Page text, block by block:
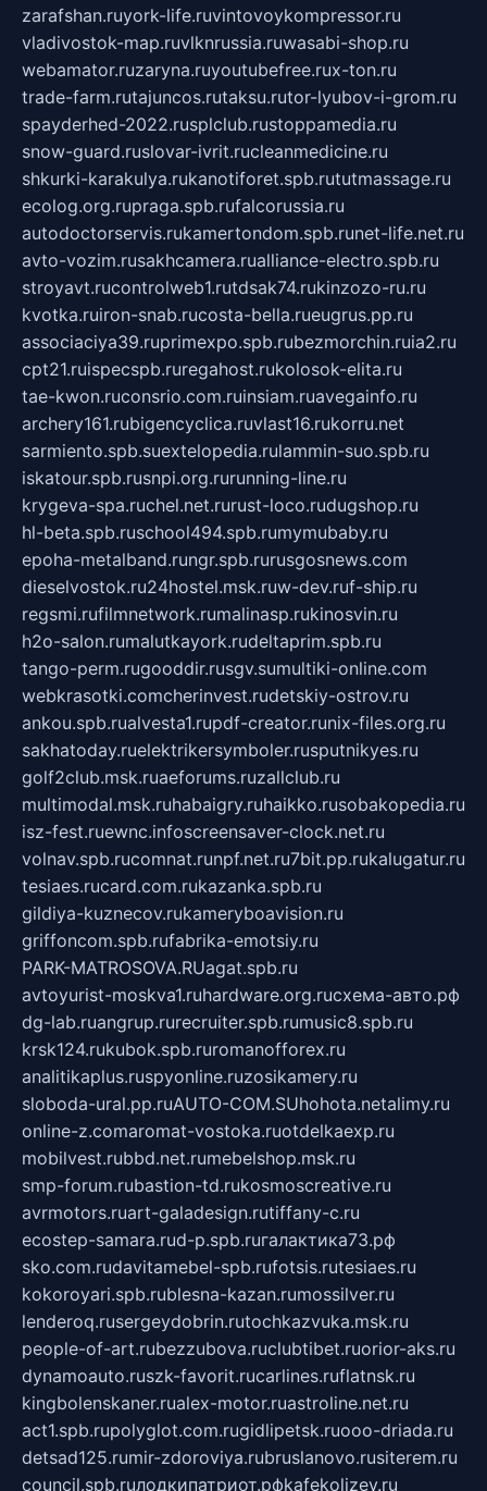
zarafshan.ruyork-life.ruvintovoykompressor.ru
vladivostok-map.ruvlknrussia.ruwasabi-shop.ru
webamator.ruzaryna.ruyoutubefree.rux-ton.ru
trade-farm.rutajuncos.rutaksu.rutor-lyubov-i-grom.ru
spayderhed-2022.rusplclub.rustoppamedia.ru
snow-guard.ruslovar-ivrit.rucleanmedicine.ru
shkurki-karakulya.rukanotiforet.spb.rututmassage.ru
ecolog.org.rupraga.spb.rufalcorussia.ru
autodoctorservis.rukamertondom.spb.runet-life.net.ru
avto-vozim.rusakhcamera.rualliance-electro.spb.ru
stroyavt.rucontrolweb1.rutdsak74.rukinzozo-ru.ru
kvotka.ruiron-snab.rucosta-bella.rueugrus.pp.ru
associaciya39.ruprimexpo.spb.rubezmorchin.ruia2.ru
cpt21.ruispecspb.ruregahost.rukolosok-elita.ru
tae-kwon.ruconsrio.com.ruinsiam.ruavegainfo.ru
archery161.rubigencyclica.ruvlast16.rukorru.net
sarmiento.spb.suextelopedia.rulammin-suo.spb.ru
iskatour.spb.rusnpi.org.rurunning-line.ru
krygeva-spa.ruchel.net.rurust-loco.rudugshop.ru
hl-beta.spb.ruschool494.spb.rumymubaby.ru
epoha-metalband.rungr.spb.rurusgosnews.com
dieselvostok.ru24hostel.msk.ruw-dev.ruf-ship.ru
regsmi.rufilmnetwork.rumalinasp.rukinosvin.ru
h2o-salon.rumalutkayork.rudeltaprim.spb.ru
tango-perm.rugooddir.rusgv.sumultiki-online.com
webkrasotki.comcherinvest.rudetskiy-ostrov.ru
ankou.spb.rualvesta1.rupdf-creator.runix-files.org.ru
sakhatoday.ruelektrikersymboler.rusputnikyes.ru
golf2club.msk.ruaeforums.ruzallclub.ru
multimodal.msk.ruhabaigry.ruhaikko.rusobakopedia.ru
isz-fest.ruewnc.infoscreensaver-clock.net.ru
volnav.spb.rucomnat.runpf.net.ru7bit.pp.rukalugatur.ru
tesiaes.rucard.com.rukazanka.spb.ru
gildiya-kuznecov.rukameryboavision.ru
griffoncom.spb.rufabrika-emotsiy.ru
PARK-MATROSOVA.RUagat.spb.ru
avtoyurist-moskva1.ruhardware.org.ruсхема-авто.рф
dg-lab.ruangrup.rurecruiter.spb.rumusic8.spb.ru
krsk124.rukubok.spb.ruromanofforex.ru
analitikaplus.ruspyonline.ruzosikamery.ru
sloboda-ural.pp.ruAUTO-COM.SUhohota.netalimy.ru
online-z.comaromat-vostoka.ruotdelkaexp.ru
mobilvest.rubbd.net.rumebelshop.msk.ru
smp-forum.rubastion-td.rukosmoscreative.ru
avrmotors.ruart-galadesign.rutiffany-c.ru
ecostep-samara.rud-p.spb.ruгалактика73.рф
sko.com.rudavitamebel-spb.rufotsis.rutesiaes.ru
kokoroyari.spb.rublesna-kazan.rumossilver.ru
lenderoq.rusergeydobrin.rutochkazvuka.msk.ru
people-of-art.rubezzubova.ruclubtibet.ruorior-aks.ru
dynamoauto.ruszk-favorit.rucarlines.ruflatnsk.ru
kingbolenskaner.rualex-motor.ruastroline.net.ru
act1.spb.rupolyglot.com.rugidlipetsk.ruooo-driada.ru
detsad125.rumir-zdoroviya.rubruslanovo.rusiterem.ru
council.spb.ruлодкипатриот.рфkafekolizey.ru